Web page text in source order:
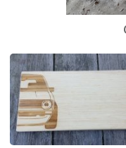
Velgen en
Goodies and gifts
Handleiding/